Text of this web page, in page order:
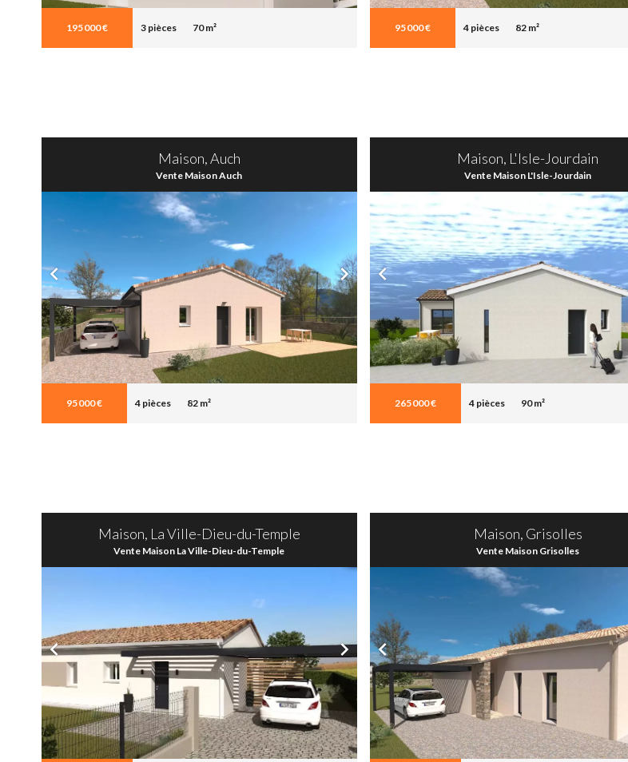
195 000 € 3 pièces 70 m² 95 000 € 4 pièces 82 m²
Maison, Auch
Vente Maison Auch
95 000 € 4 pièces 82 m²
Maison, L'Isle-Jourdain
Vente Maison L'Isle-Jourdain
265 000 € 4 pièces 90 m²
Maison, La Ville-Dieu-du-Temple
Vente Maison La Ville-Dieu-du-Temple
Maison, Grisolles
Vente Maison Grisolles